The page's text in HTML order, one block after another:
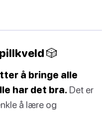
🎲
å bringe alle
har det bra. Det er
å lære og